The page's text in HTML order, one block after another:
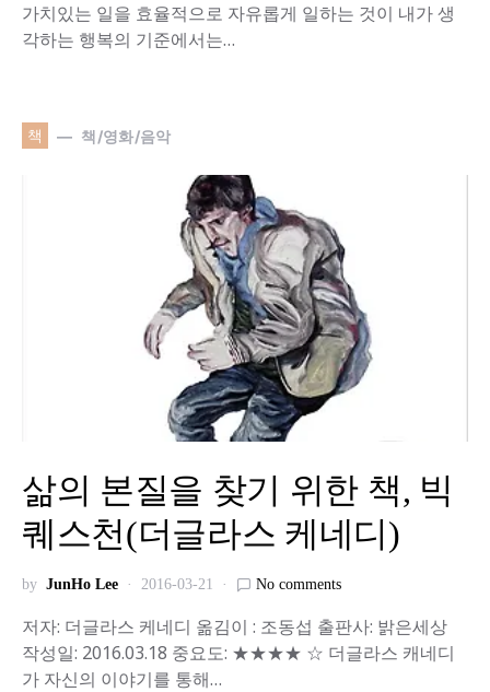
가치있는 일을 효율적으로 자유롭게 일하는 것이 내가 생
각하는 행복의 기준에서는…
책 책/영화/음악
삶의 본질을 찾기 위한 책, 빅
퀘스천(더글라스 케네디)
by JunHo Lee 2016-03-21 No comments
저자: 더글라스 케네디 옮김이 : 조동섭 출판사: 밝은세상
작성일: 2016.03.18 중요도: ★★★★ ☆ 더글라스 캐네디
가 자신의 이야기를 통해…